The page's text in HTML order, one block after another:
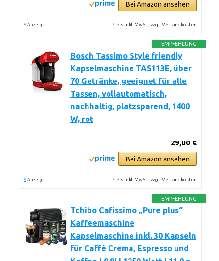
Bei Amazon ansehen
* Anzeige Preis inkl. MwSt., zzgl. Versandkosten
EMPFEHLUNG
Bosch Tassimo Style friendly
Kapselmaschine TAS113E, über
70 Getränke, geeignet für alle
Tassen, vollautomatisch,
nachhaltig, platzsparend, 1400
W, rot
29,00 €
Bei Amazon ansehen
* Anzeige Preis inkl. MwSt., zzgl. Versandkosten
EMPFEHLUNG
Tchibo Cafissimo „Pure plus“
Kaffeemaschine
Kapselmaschine inkl. 30 Kapseln
für Caffè Crema, Espresso und